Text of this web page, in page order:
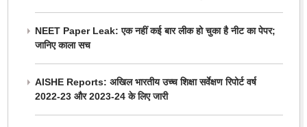
NEET Paper Leak: एक नहीं कई बार लीक हो चुका है नीट का पेपर;
जानिए काला सच
AISHE Reports: अखिल भारतीय उच्च शिक्षा सर्वेक्षण रिपोर्ट वर्ष
2022-23 और 2023-24 के लिए जारी